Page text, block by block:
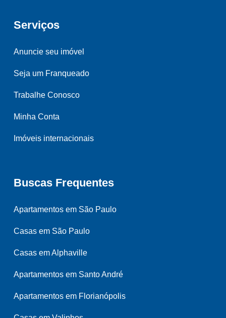
Serviços
Anuncie seu imóvel
Seja um Franqueado
Trabalhe Conosco
Minha Conta
Imóveis internacionais
Buscas Frequentes
Apartamentos em São Paulo
Casas em São Paulo
Casas em Alphaville
Apartamentos em Santo André
Apartamentos em Florianópolis